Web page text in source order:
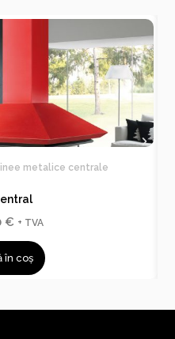
metalice centrale
€ + TVA
în coș